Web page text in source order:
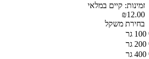
זמינות: קיים במלאי
₪12.00
בחירת משקל
100 גר
200 גר
400 גר